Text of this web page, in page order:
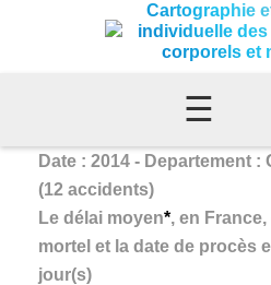
Cartographie
individuelle
corporels et
☰
Date : 2014 - Departement
(12 accidents)
Le délai moyen*, en
mortel et la date de procès
jour(s)